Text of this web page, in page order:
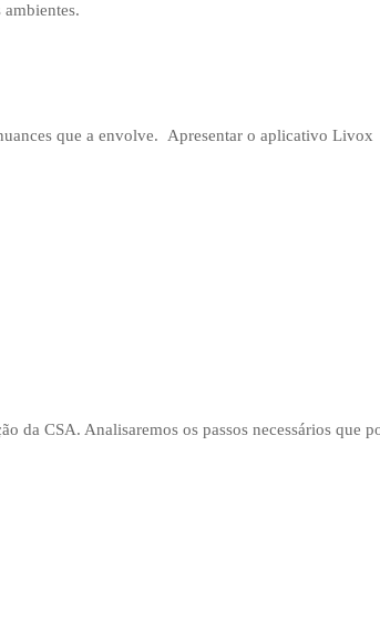
que a envolve. Apresentar o aplicativo Livox
da CSA. Analisaremos os passos necessários que